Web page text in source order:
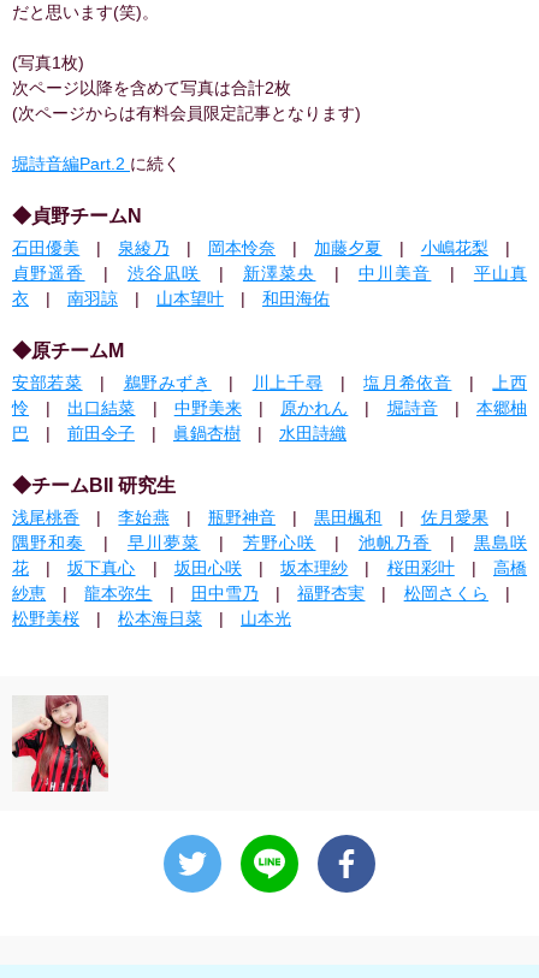
だと思います(笑)。
(写真1枚)
次ページ以降を含めて写真は合計2枚
(次ページからは有料会員限定記事となります)
堀詩音編Part.2 に続く
◆貞野チームN
石田優美 | 泉綾乃 | 岡本怜奈 | 加藤夕夏 | 小嶋花梨 |
貞野遥香 | 渋谷凪咲 | 新澤菜央 | 中川美音 | 平山真
衣 | 南羽諒 | 山本望叶 | 和田海佑
◆原チームM
安部若菜 | 鵜野みずき | 川上千尋 |塩月希依音 |
上西
怜 |出口結菜 | 中野美来| 原かれん | 堀詩音| 本郷柚
巴 | 前田令子 | 眞鍋杏樹 | 水田詩織
◆チームBII 研究生
浅尾桃香 |李始燕 | 瓶野神音 |黒田楓和 | 佐月愛果|
隅野和奏
| 早川夢菜 | 芳野心咲 | 池帆乃香 | 黒島咲
花 |坂下真心 | 坂田心咲|坂本理紗 | 桜田彩叶| 高橋
紗恵 |龍本弥生 | 田中雪乃 |福野杏実 | 松岡さくら
|
松野美桜 | 松本海日菜 | 山本光